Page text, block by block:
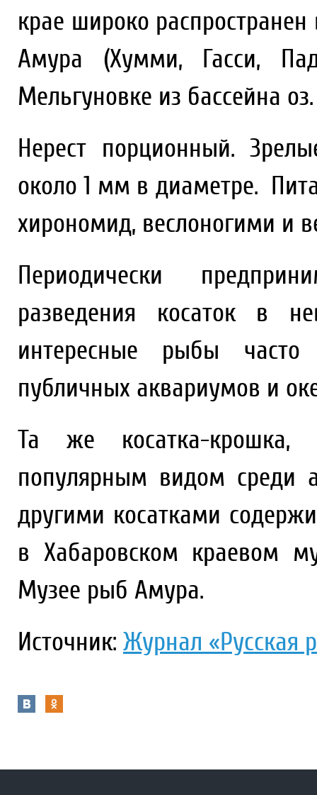
крае широко распространен
Амура (Хумми, Гасси,
Мельгуновке из бассейна
Нерест порционный.
около 1 мм в диаметре.
хирономид, веслоногими и
Периодически
разведения косаток в
интересные рыбы часто
публичных аквариумов и
Та же косатка-
популярным видом среди
другими косатками
в Хабаровском краевом
Музее рыб Амура.
Источник: Журнал «Русская